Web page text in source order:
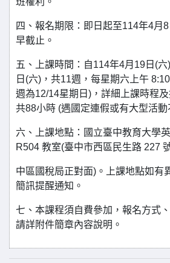
四、報名期限：即日起至114年4月
早截止。
五、上課時間：自114年4月19日(
日(六)，共11週，每星期六上午
週為12/14星期日)，詳細上課時程及
共88小時 (遇國定連假或有大型活動
六、上課地點：國立臺中教育大學
R504 教室(臺中市西區民生路 227
中區國稅局正對面)。上課地點如有
簡訊提醒通知。
七、本課程須自費參加，報名方式
請詳附件簡章內容說明。